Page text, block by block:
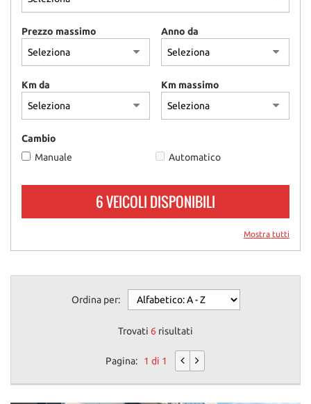
Prezzo massimo Anno da
Km da Km massimo
Cambio
Manuale
Automatico
6 VEICOLI DISPONIBILI
Mostra tutti
Ordina per:
Trovati 6 risultati
Pagina: 1 di 1